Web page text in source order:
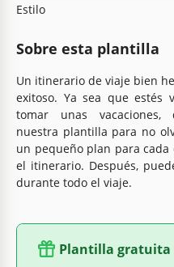
Estilo
Sobre esta plantilla
Un itinerario de viaje bien
exitoso. Ya sea que estés
tomar unas vacaciones,
nuestra plantilla para no
un pequeño plan para
el itinerario. Después,
durante todo el viaje.
Plantilla gratuita